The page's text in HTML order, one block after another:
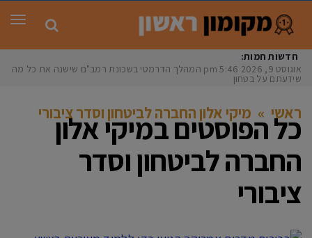
חדשות חמות:
אוגוסט 9, 2026
5:46 pm המהלך הדרמטי בשכונת רמב"ם שישנה את כל מה
שידעתם על בטחון
ראשי » מיקי אלון החברה לביטחון וסדר ציבורי
כל הפוסטים במיקי אלון
החברה לביטחון וסדר
ציבורי